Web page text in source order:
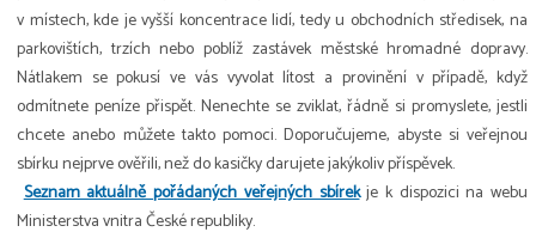
v místech, kde je vyšší koncentrace lidí, tedy u obchodních středisek, na
parkovištích, trzích nebo poblíž zastávek městské hromadné dopravy.
Nátlakem se pokusí ve vás vyvolat lítost a provinění v případě, když
odmítnete peníze přispět. Nenechte se zviklat, řádně si promyslete, jestli
chcete anebo můžete takto pomoci. Doporučujeme, abyste si veřejnou
sbírku nejprve ověřili, než do kasičky darujete jakýkoliv příspěvek.
Seznam aktuálně pořádaných veřejných sbírekje k dispozici na webu
Ministerstva vnitra České republiky.